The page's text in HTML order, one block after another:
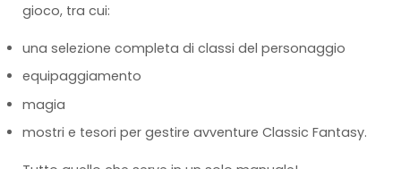
gioco, tra cui:
una selezione completa di classi del personaggio
equipaggiamento
magia
mostri e tesori per gestire avventure Classic Fantasy.